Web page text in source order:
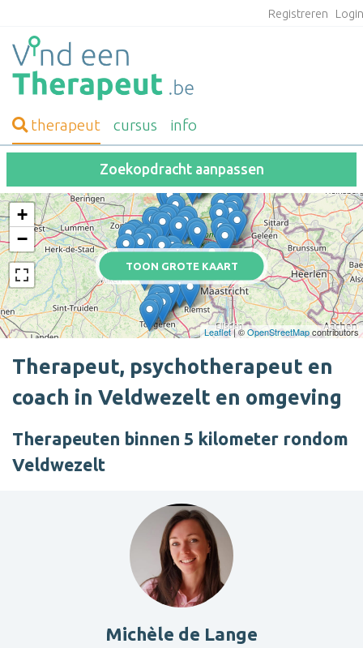
Registreren
therapeut cursus info
Zoekopdracht aanpassen
TOON GROTE KAART
+
−
Leaflet| ©OpenStreetMapcontributors
Therapeut, psychotherapeut en
coach in Veldwezelt en omgeving
Therapeuten binnen 5 kilometer rondom
Veldwezelt
Michèle de Lange